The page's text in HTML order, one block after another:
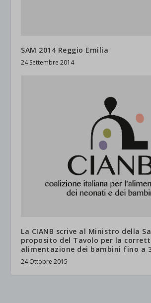
SAM 2014 Reggio Emilia
24 Settembre 2014
La CIANB scrive al Ministro della
proposito del Tavolo per la
alimentazione dei bambini fino a
24 Ottobre 2015